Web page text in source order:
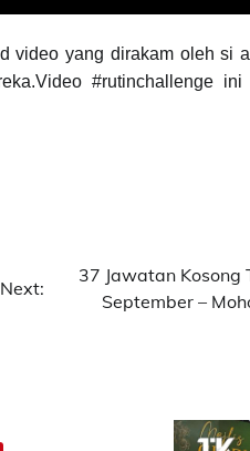
video yang dirakam oleh si
#rutinchallenge
Next:
37 Jawatan Kosong
September –